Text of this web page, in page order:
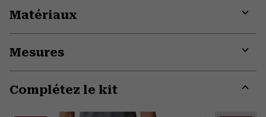
Matériaux
Mesures
Complétez le kit